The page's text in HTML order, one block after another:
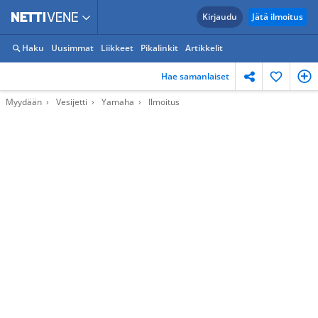
Kirjaudu Jätä ilmoitus
Haku Uusimmat Liikkeet Pikalinkit Artikkelit
Hae samanlaiset
Myydään Vesijetti Yamaha Ilmoitus